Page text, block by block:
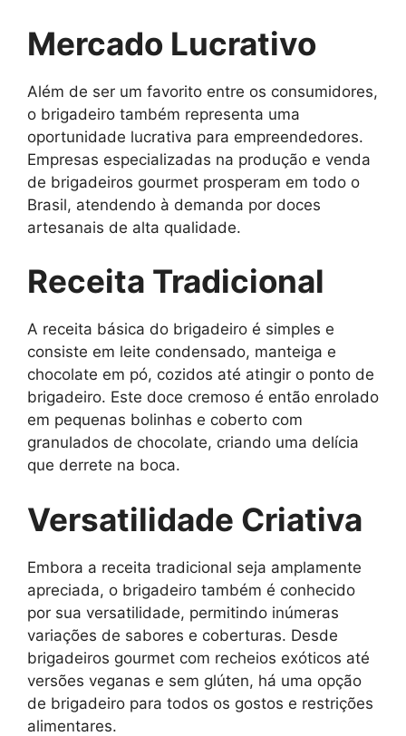
Mercado Lucrativo
Além de ser um favorito entre os consumidores,
o brigadeiro também representa uma
oportunidade lucrativa para empreendedores.
Empresas especializadas na produção e venda
de brigadeiros gourmet prosperam em todo o
Brasil, atendendo à demanda por doces
artesanais de alta qualidade.
Receita Tradicional
A receita básica do brigadeiro é simples e
consiste em leite condensado, manteiga e
chocolate em pó, cozidos até atingir o ponto de
brigadeiro. Este doce cremoso é então enrolado
em pequenas bolinhas e coberto com
granulados de chocolate, criando uma delícia
que derrete na boca.
Versatilidade Criativa
Embora a receita tradicional seja amplamente
apreciada, o brigadeiro também é conhecido
por sua versatilidade, permitindo inúmeras
variações de sabores e coberturas. Desde
brigadeiros gourmet com recheios exóticos até
versões veganas e sem glúten, há uma opção
de brigadeiro para todos os gostos e restrições
alimentares.